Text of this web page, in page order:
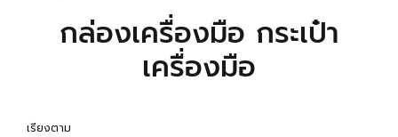
กล่องเครื่องมือ กระเป๋า
เครื่องมือ
เรียงตาม